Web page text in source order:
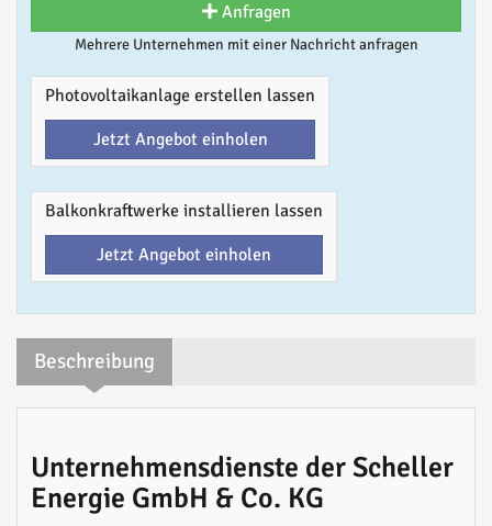
Anfragen
Mehrere Unternehmen mit einer Nachricht anfragen
Photovoltaikanlage erstellen lassen
Jetzt Angebot einholen
Balkonkraftwerke installieren lassen
Jetzt Angebot einholen
Beschreibung
Unternehmensdienste der Scheller
Energie GmbH & Co. KG